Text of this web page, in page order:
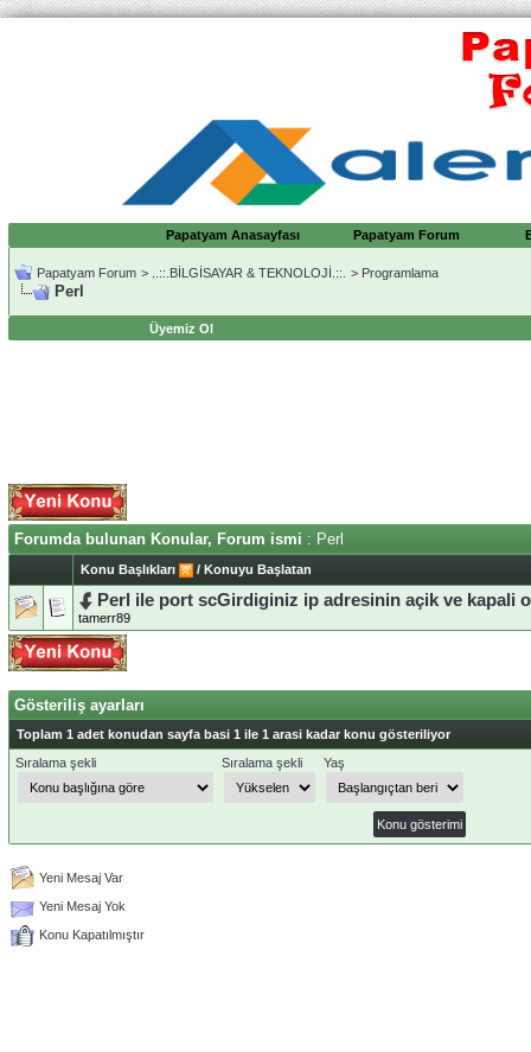
Papatyam Anasayfası Papatyam Forum
Papatyam Forum > ..::.BİLGİSAYAR & TEKNOLOJİ.::. > Programlama
Perl
Üyemiz Ol
Forumda bulunan Konular, Forum ismi : Perl
Konu Başlıkları / Konuyu Başlatan
Perl ile port scGirdiginiz ip adresinin açik ve kapali
tamerr89
Gösteriliş ayarları
Toplam 1 adet konudan sayfa basi 1 ile 1 arasi kadar konu gösteriliyor
Sıralama şekli
Sıralama şekli Yaş
Yeni Mesaj Var
Yeni Mesaj Yok
Konu Kapatılmıştır